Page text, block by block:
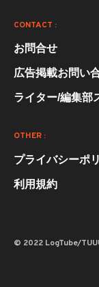
CONTACT :
お問合せ
広告掲載お問い
ライター/編集部
OTHER :
プライバシーポ
利用規約
© 2022 LogTube/